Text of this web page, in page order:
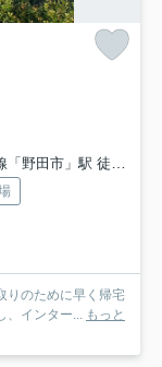
野田市」駅 徒歩25分
りのために早く帰宅
、インター... もっと